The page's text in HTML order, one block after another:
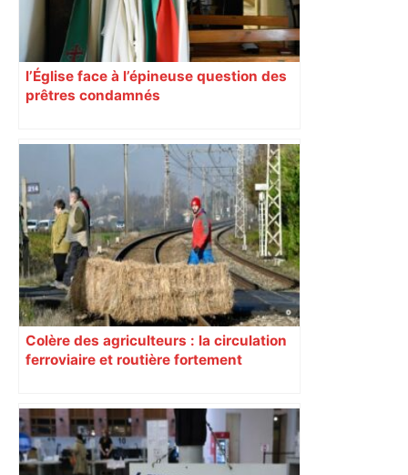
l’Église face à l’épineuse question des
prêtres condamnés
Colère des agriculteurs : la circulation
ferroviaire et routière fortement